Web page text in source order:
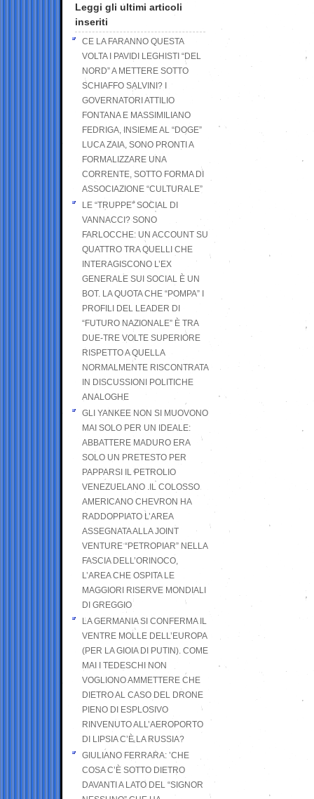
Leggi gli ultimi articoli
inseriti
CE LA FARANNO QUESTA
VOLTA I PAVIDI LEGHISTI “DEL
NORD” A METTERE SOTTO
SCHIAFFO SALVINI? I
GOVERNATORI ATTILIO
FONTANA E MASSIMILIANO
FEDRIGA, INSIEME AL “DOGE”
LUCA ZAIA, SONO PRONTI A
FORMALIZZARE UNA
CORRENTE, SOTTO FORMA DI
ASSOCIAZIONE “CULTURALE”
LE “TRUPPE” SOCIAL DI
VANNACCI? SONO
FARLOCCHE: UN ACCOUNT SU
QUATTRO TRA QUELLI CHE
INTERAGISCONO L’EX
GENERALE SUI SOCIAL È UN
BOT. LA QUOTA CHE “POMPA” I
PROFILI DEL LEADER DI
“FUTURO NAZIONALE” È TRA
DUE-TRE VOLTE SUPERIORE
RISPETTO A QUELLA
NORMALMENTE RISCONTRATA
IN DISCUSSIONI POLITICHE
ANALOGHE
GLI YANKEE NON SI MUOVONO
MAI SOLO PER UN IDEALE:
ABBATTERE MADURO ERA
SOLO UN PRETESTO PER
PAPPARSI IL PETROLIO
VENEZUELANO .IL COLOSSO
AMERICANO CHEVRON HA
RADDOPPIATO L’AREA
ASSEGNATA ALLA JOINT
VENTURE “PETROPIAR” NELLA
FASCIA DELL’ORINOCO,
L’AREA CHE OSPITA LE
MAGGIORI RISERVE MONDIALI
DI GREGGIO
LA GERMANIA SI CONFERMA IL
VENTRE MOLLE DELL’EUROPA
(PER LA GIOIA DI PUTIN). COME
MAI I TEDESCHI NON
VOGLIONO AMMETTERE CHE
DIETRO AL CASO DEL DRONE
PIENO DI ESPLOSIVO
RINVENUTO ALL’AEROPORTO
DI LIPSIA C’È LA RUSSIA?
GIULIANO FERRARA: ’CHE
COSA C’È SOTTO DIETRO
DAVANTI A LATO DEL “SIGNOR